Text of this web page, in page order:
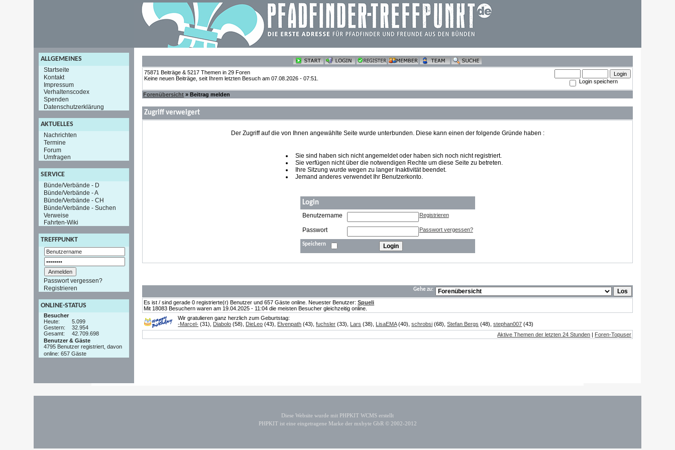
ALLGEMEINES
Startseite
Kontakt
Impressum
Verhaltenscodex
Spenden
Datenschutzerklärung
AKTUELLES
Nachrichten
Termine
Forum
Umfragen
SERVICE
Bünde/Verbände - D
Bünde/Verbände - A
Bünde/Verbände - CH
Bünde/Verbände - Suchen
Verweise
Fahrten-Wiki
TREFFPUNKT
Passwort vergessen?
Registrieren
ONLINE-STATUS
Besucher
Heute:
5.099
Gestern:
32.954
Gesamt:
42.709.698
Benutzer & Gäste
4795 Benutzer registriert, davon
online: 657 Gäste
75871 Beiträge & 5217 Themen in 29 Foren
Keine neuen Beiträge, seit Ihrem letzten Besuch am 07.08.2026 - 07:51.
Login speichern
Forenübersicht » Beitrag melden
Zugriff verweigert
Der Zugriff auf die von Ihnen angewählte Seite wurde unterbunden. Diese kann einen der folgende Gründe haben :
Sie sind haben sich nicht angemeldet oder haben sich noch nicht registriert.
Sie verfügen nicht über die notwendigen Rechte um diese Seite zu betreten.
Ihre Sitzung wurde wegen zu langer Inaktivität beendet.
Jemand anderes verwendet Ihr Benutzerkonto.
Login
Benutzername Registrieren
Passwort Passwort vergessen?
Speichern
Gehe zu:
Es ist / sind gerade 0 registrierte(r) Benutzer und 657 Gäste online. Neuester Benutzer:Spueli
Mit 18083 Besuchern waren am 19.04.2025 - 11:04 die meisten Besucher gleichzeitig online.
Wir gratulieren ganz herzlich zum Geburtstag:
-Marcel- (31), Diabolo (58), DieLeo (43), Elvenpath (43),fuchsler (33), Lars (38), LisaEMA(40),schrobsi (68),Stefan Bergs (48),stephan007 (43)
Aktive Themen der letzten 24 Stunden | Foren-Topuser
Diese Website wurde mit PHPKIT WCMS erstellt
PHPKIT ist eine eingetragene Marke der mxbyte GbR © 2002-2012